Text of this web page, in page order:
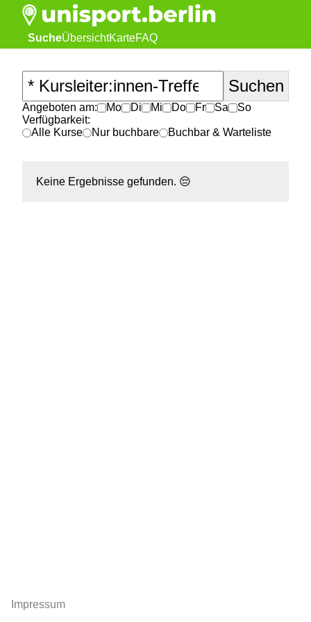
SucheÜbersichtKarteFAQ
Angeboten am: Mo Di Mi Do Fr Sa
So
Verfügbarkeit:
Alle Kurse
Nur buchbare Buchbar & Warteliste
Keine Ergebnisse gefunden. 😔
Impressum